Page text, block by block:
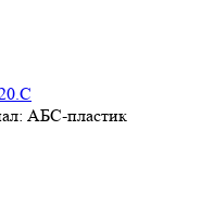
АБС-пластик